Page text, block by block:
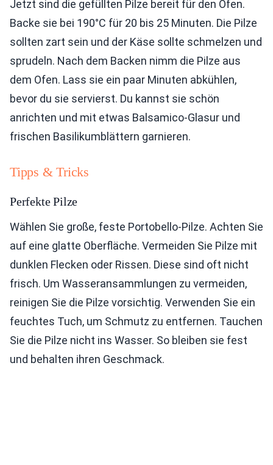
Jetzt sind die gefüllten Pilze bereit für den Ofen.
Backe sie bei 190°C für 20 bis 25 Minuten. Die Pilze
sollten zart sein und der Käse sollte schmelzen und
sprudeln. Nach dem Backen nimm die Pilze aus
dem Ofen. Lass sie ein paar Minuten abkühlen,
bevor du sie servierst. Du kannst sie schön
anrichten und mit etwas Balsamico-Glasur und
frischen Basilikumblättern garnieren.
Tipps & Tricks
Perfekte Pilze
Wählen Sie große, feste Portobello-Pilze. Achten Sie
auf eine glatte Oberfläche. Vermeiden Sie Pilze mit
dunklen Flecken oder Rissen. Diese sind oft nicht
frisch. Um Wasseransammlungen zu vermeiden,
reinigen Sie die Pilze vorsichtig. Verwenden Sie ein
feuchtes Tuch, um Schmutz zu entfernen. Tauchen
Sie die Pilze nicht ins Wasser. So bleiben sie fest
und behalten ihren Geschmack.